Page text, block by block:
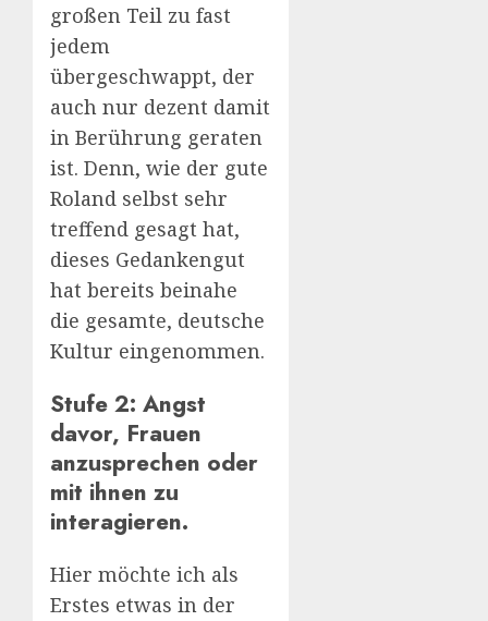
großen Teil zu fast
jedem
übergeschwappt, der
auch nur dezent damit
in Berührung geraten
ist. Denn, wie der gute
Roland selbst sehr
treffend gesagt hat,
dieses Gedankengut
hat bereits beinahe
die gesamte, deutsche
Kultur eingenommen.
Stufe 2: Angst
davor, Frauen
anzusprechen oder
mit ihnen zu
interagieren.
Hier möchte ich als
Erstes etwas in der